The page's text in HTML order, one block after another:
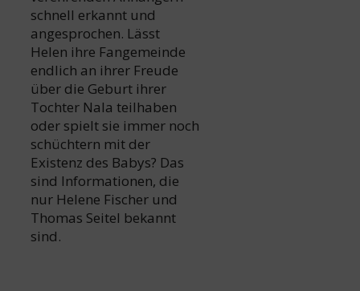
schnell erkannt und
angesprochen. Lässt
Helen ihre Fangemeinde
endlich an ihrer Freude
über die Geburt ihrer
Tochter Nala teilhaben
oder spielt sie immer noch
schüchtern mit der
Existenz des Babys? Das
sind Informationen, die
nur Helene Fischer und
Thomas Seitel bekannt
sind.